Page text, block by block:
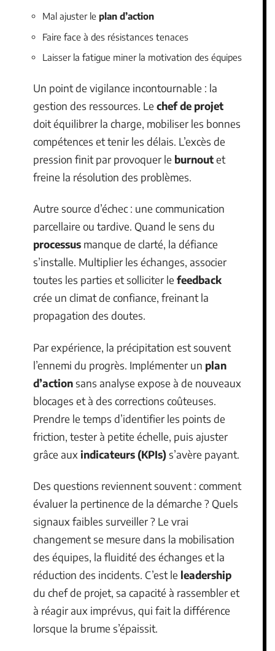
Mal ajuster le plan d’action
Faire face à des résistances tenaces
Laisser la fatigue miner la motivation des équipes
Un point de vigilance incontournable : la
gestion des ressources. Le chef de projet
doit équilibrer la charge, mobiliser les bonnes
compétences et tenir les délais. L’excès de
pression finit par provoquer le burnoutet
freine la résolution des problèmes.
Autre source d’échec : une communication
parcellaire ou tardive. Quand le sens du
processus manque de clarté, la défiance
s’installe. Multiplier les échanges, associer
toutes les parties et solliciter le feedback
crée un climat de confiance, freinant la
propagation des doutes.
Par expérience, la précipitation est souvent
l’ennemi du progrès. Implémenter un plan
d’actionsans analyse expose à de nouveaux
blocages et à des corrections coûteuses.
Prendre le temps d’identifier les points de
friction, tester à petite échelle, puis ajuster
grâce aux indicateurs (KPIs)s’avère payant.
Des questions reviennent souvent : comment
évaluer la pertinence de la démarche ? Quels
signaux faibles surveiller ? Le vrai
changement se mesure dans la mobilisation
des équipes, la fluidité des échanges et la
réduction des incidents. C’est le leadership
du chef de projet, sa capacité à rassembler et
à réagir aux imprévus, qui fait la différence
lorsque la brume s’épaissit.